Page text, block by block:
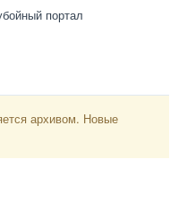
портал
архивом. Новые